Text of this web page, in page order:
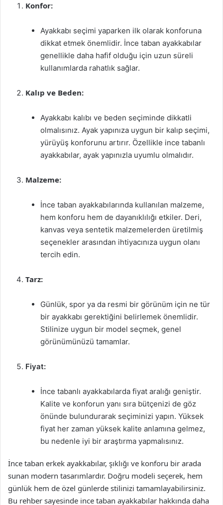
Konfor:
Ayakkabı seçimi yaparken ilk olarak konforuna
dikkat etmek önemlidir. İnce taban ayakkabılar
genellikle daha hafif olduğu için uzun süreli
kullanımlarda rahatlık sağlar.
Kalıp ve Beden:
Ayakkabı kalıbı ve beden seçiminde dikkatli
olmalısınız. Ayak yapınıza uygun bir kalıp seçimi,
yürüyüş konforunu artırır. Özellikle ince tabanlı
ayakkabılar, ayak yapınızla uyumlu olmalıdır.
Malzeme:
İnce taban ayakkabılarında kullanılan malzeme,
hem konforu hem de dayanıklılığı etkiler. Deri,
kanvas veya sentetik malzemelerden üretilmiş
seçenekler arasından ihtiyacınıza uygun olanı
tercih edin.
Tarz:
Günlük, spor ya da resmi bir görünüm için ne tür
bir ayakkabı gerektiğini belirlemek önemlidir.
Stilinize uygun bir model seçmek, genel
görünümünüzü tamamlar.
Fiyat:
İnce tabanlı ayakkabılarda fiyat aralığı geniştir.
Kalite ve konforun yanı sıra bütçenizi de göz
önünde bulundurarak seçiminizi yapın. Yüksek
fiyat her zaman yüksek kalite anlamına gelmez,
bu nedenle iyi bir araştırma yapmalısınız.
İnce taban erkek ayakkabılar, şıklığı ve konforu bir arada
sunan modern tasarımlardır. Doğru modeli seçerek, hem
günlük hem de özel günlerde stilinizi tamamlayabilirsiniz.
Bu rehber sayesinde ince taban ayakkabılar hakkında daha